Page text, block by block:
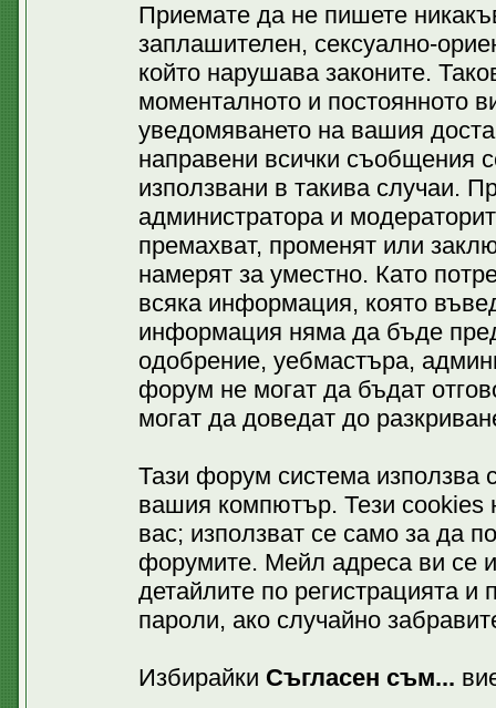
Приемате да не пишете
заплашителен, сексуално-
който нарушава законите.
моменталното и постоянното
уведомяването на вашия
направени всички съобщения
използвани в такива случаи.
администратора и
премахват, променят или
намерят за уместно. Като
всяка информация, която
информация няма да бъде
одобрение, уебмастъра,
форум не могат да бъдат
могат да доведат до
Тази форум система използва
вашия компютър. Тези cookies
вас; използват се само за да
форумите. Мейл адреса ви се
детайлите по регистрацията
пароли, ако случайно
Избирайки Съгласен съм...